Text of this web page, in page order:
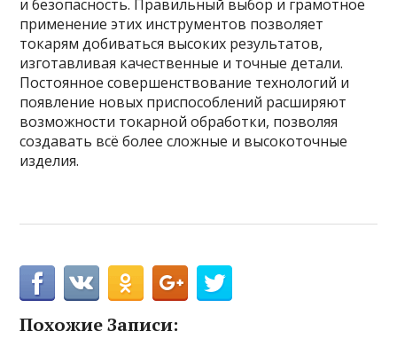
и безопасность. Правильный выбор и грамотное
применение этих инструментов позволяет
токарям добиваться высоких результатов,
изготавливая качественные и точные детали.
Постоянное совершенствование технологий и
появление новых приспособлений расширяют
возможности токарной обработки, позволяя
создавать всё более сложные и высокоточные
изделия.
Похожие Записи: